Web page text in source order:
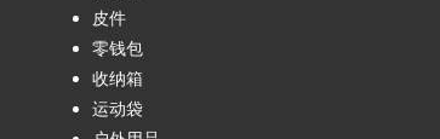
皮件
零钱包
收纳箱
运动袋